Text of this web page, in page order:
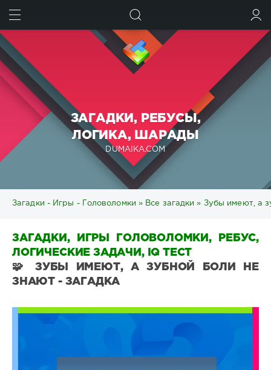
ЗАГАДКИ, РЕБУСЫ,
ЛОГИКА, ШАРАДЫ
DUMAIKA.COM
Загадки - Игры - Головоломки » Все загадки » Зубы имеют, а
ЗАГАДКИ, ИГРЫ ГОЛОВОЛОМКИ, РЕБУС,
ЛОГИЧЕСКИЕ ЗАДАЧИ, IQ ТЕСТ
🧩 ЗУБЫ ИМЕЮТ, А ЗУБНОЙ БОЛИ НЕ
ЗНАЮТ - ЗАГАДКА